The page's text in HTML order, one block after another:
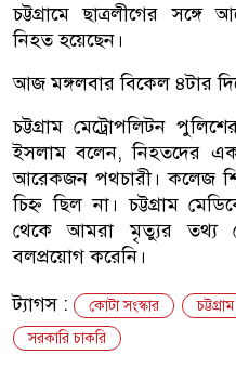
চট্টগ্রামে ছাত্রলীগের
নিহত হয়েছেন।
আজ মঙ্গলবার বিকেল ৪টার
চট্টগ্রাম মেট্রোপলিটন
ইসলাম বলেন, নিহতদের
আরেকজন পথচারী। কলেজ
চিহ্ন ছিল না। চট্টগ্রাম
থেকে আমরা মৃত্যুর তথ্য
বলপ্রয়োগ করেনি।
ট্যাগস :
কোটা সংস্কার চট্টগ্রাম
সরকারি চাকরি